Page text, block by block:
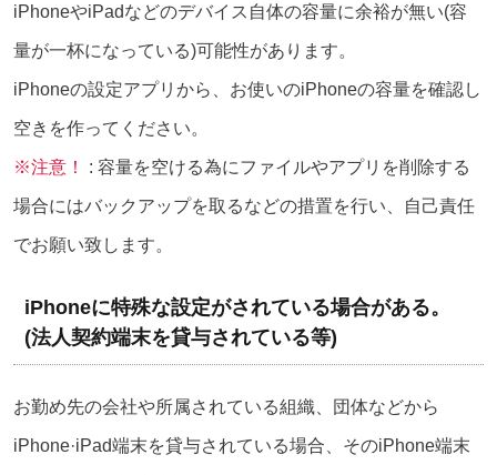
iPhoneやiPadなどのデバイス自体の容量に余裕が無い(容
量が一杯になっている)可能性があります。
iPhoneの設定アプリから、お使いのiPhoneの容量を確認し
空きを作ってください。
※注意！ : 容量を空ける為にファイルやアプリを削除する
場合にはバックアップを取るなどの措置を行い、自己責任
でお願い致します。
iPhoneに特殊な設定がされている場合がある。
(法人契約端末を貸与されている等)
お勤め先の会社や所属されている組織、団体などから
iPhone·iPad端末を貸与されている場合、そのiPhone端末